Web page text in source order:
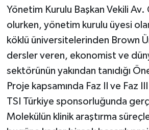
Yönetim Kurulu Başkan Vekili
olurken, yönetim kurulu üyesi
köklü üniversitelerinden Brown
dersler veren, ekonomist ve
sektörünün yakından tanıdığı
Proje kapsamında Faz II ve Faz III
TSI Türkiye sponsorluğunda
Molekülün klinik araştırma